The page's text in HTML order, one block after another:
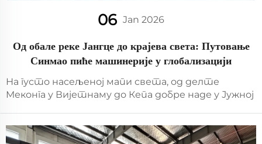
06 Jan 2026
Од обале реке Јангце до крајева света: Путовање
Синмао пиће машинерије у глобализацији
На густо насељеној мапи света, од делте
Меконга у Вијетнаму до Кепа добре наде у Јужној
Синмао Машине за пиће се тихо проширило...